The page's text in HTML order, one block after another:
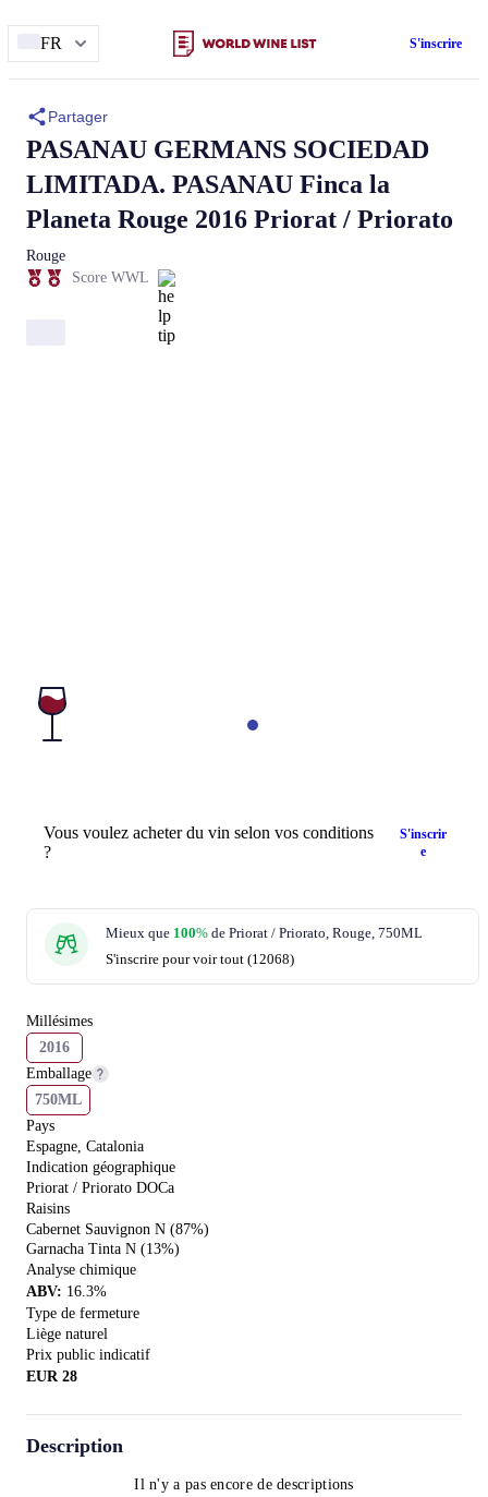
FR S'inscrire
Vous voulez acheter du vin selon vos conditions
?
S'inscrir
e
Mieux que 100% de Priorat / Priorato, Rouge, 750ML
S'inscrire pour voir tout (12068)
Millésimes
2016
Emballage
750ML
Pays
Espagne, Catalonia
Indication géographique
Priorat / Priorato DOCa
Raisins
Cabernet Sauvignon N (87%)
Garnacha Tinta N (13%)
Analyse chimique
ABV: 16.3%
Type de fermeture
Liège naturel
Prix public indicatif
EUR 28
Partager
PASANAU GERMANS SOCIEDAD
LIMITADA. PASANAU Finca la
Planeta Rouge 2016 Priorat / Priorato
Rouge
Score WWL
Description
Il n'y a pas encore de descriptions